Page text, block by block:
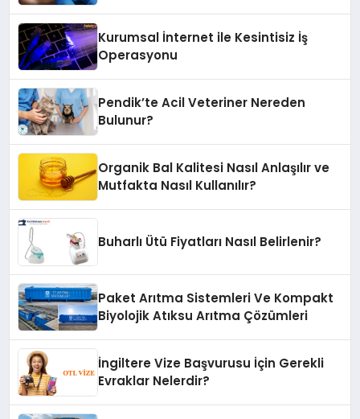
Kurumsal İnternet ile Kesintisiz İş
Operasyonu
Pendik’te Acil Veteriner Nereden
Bulunur?
Organik Bal Kalitesi Nasıl Anlaşılır ve
Mutfakta Nasıl Kullanılır?
Buharlı Ütü Fiyatları Nasıl Belirlenir?
Paket Arıtma Sistemleri Ve Kompakt
Biyolojik Atıksu Arıtma Çözümleri
İngiltere Vize Başvurusu İçin Gerekli
Evraklar Nelerdir?